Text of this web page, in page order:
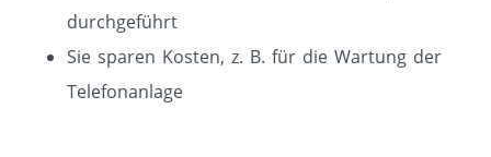
durchgeführt
Sie sparen Kosten, z. B. für die Wartung der
Telefonanlage